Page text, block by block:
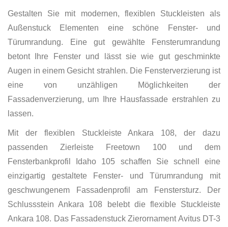
Gestalten Sie mit modernen, flexiblen Stuckleisten als
Außenstuck Elementen eine schöne Fenster- und
Türumrandung. Eine gut gewählte Fensterumrandung
betont Ihre Fenster und lässt sie wie gut geschminkte
Augen in einem Gesicht strahlen. Die Fensterverzierung ist
eine von unzähligen Möglichkeiten der
Fassadenverzierung, um Ihre Hausfassade erstrahlen zu
lassen.
Mit der flexiblen Stuckleiste Ankara 108, der dazu
passenden Zierleiste Freetown 100 und dem
Fensterbankprofil Idaho 105 schaffen Sie schnell eine
einzigartig gestaltete Fenster- und Türumrandung mit
geschwungenem Fassadenprofil am Fenstersturz. Der
Schlussstein Ankara 108 belebt die flexible Stuckleiste
Ankara 108. Das Fassadenstuck Zierornament Avitus DT-3